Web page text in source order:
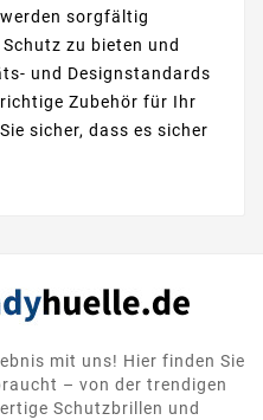
sorgfältig
zu bieten und
und Designstandards
Zubehör für Ihr
sicher, dass es sicher
mit uns! Hier finden Sie
– von der trendigen
Schutzbrillen und